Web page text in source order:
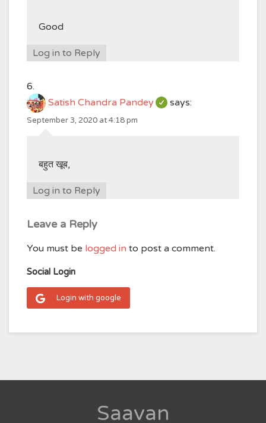
Good
Log in to Reply
Satish Chandra Pandey says:
September 3, 2020 at 4:18 pm
बहुत खूब,
Log in to Reply
Leave a Reply
You must be logged in to post a comment.
Social Login
Login with google
Saavan